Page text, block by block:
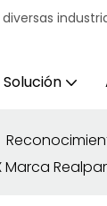
Solución